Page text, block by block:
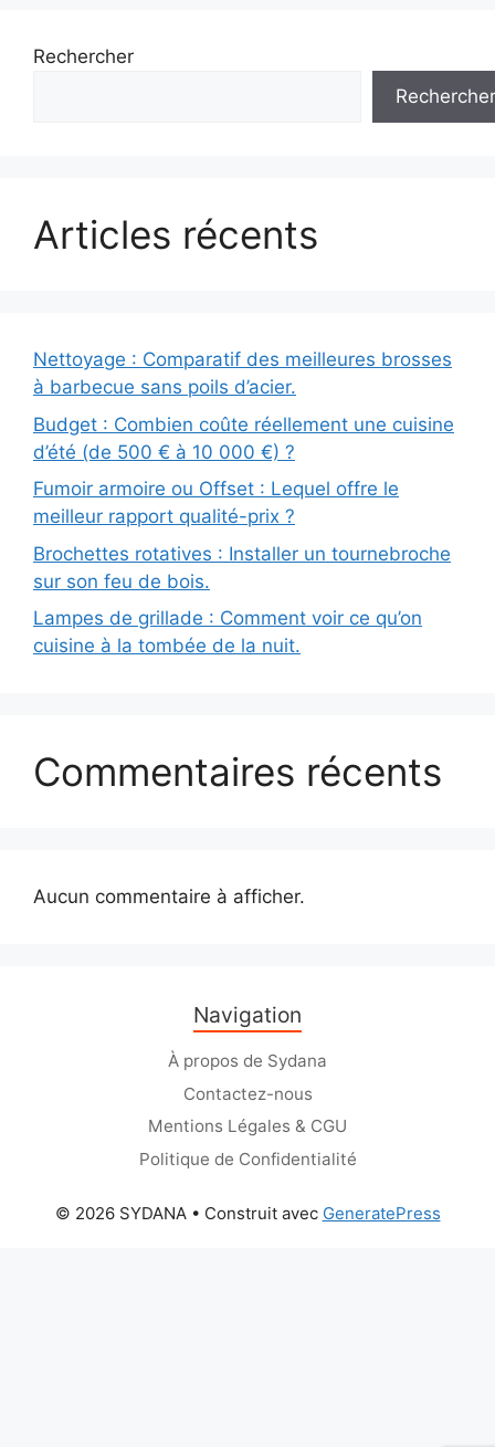
Rechercher
Rechercher
Articles récents
Nettoyage : Comparatif des meilleures brosses
à barbecue sans poils d’acier.
Budget : Combien coûte réellement une cuisine
d’été (de 500 € à 10 000 €) ?
Fumoir armoire ou Offset : Lequel offre le
meilleur rapport qualité-prix ?
Brochettes rotatives : Installer un tournebroche
sur son feu de bois.
Lampes de grillade : Comment voir ce qu’on
cuisine à la tombée de la nuit.
Commentaires récents
Aucun commentaire à afficher.
Navigation
À propos de Sydana
Contactez-nous
Mentions Légales & CGU
Politique de Confidentialité
© 2026 SYDANA• Construit avec GeneratePress